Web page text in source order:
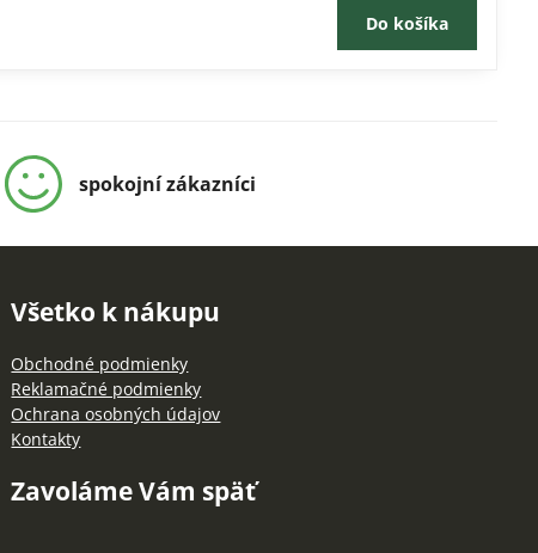
Do košíka
spokojní zákazníci
Všetko k nákupu
Obchodné podmienky
Reklamačné podmienky
Ochrana osobných údajov
Kontakty
Zavoláme Vám späť